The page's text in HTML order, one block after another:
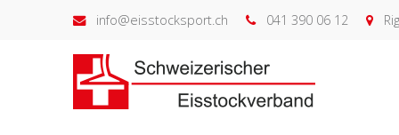
info@eisstocksport.ch 041 390 06 12